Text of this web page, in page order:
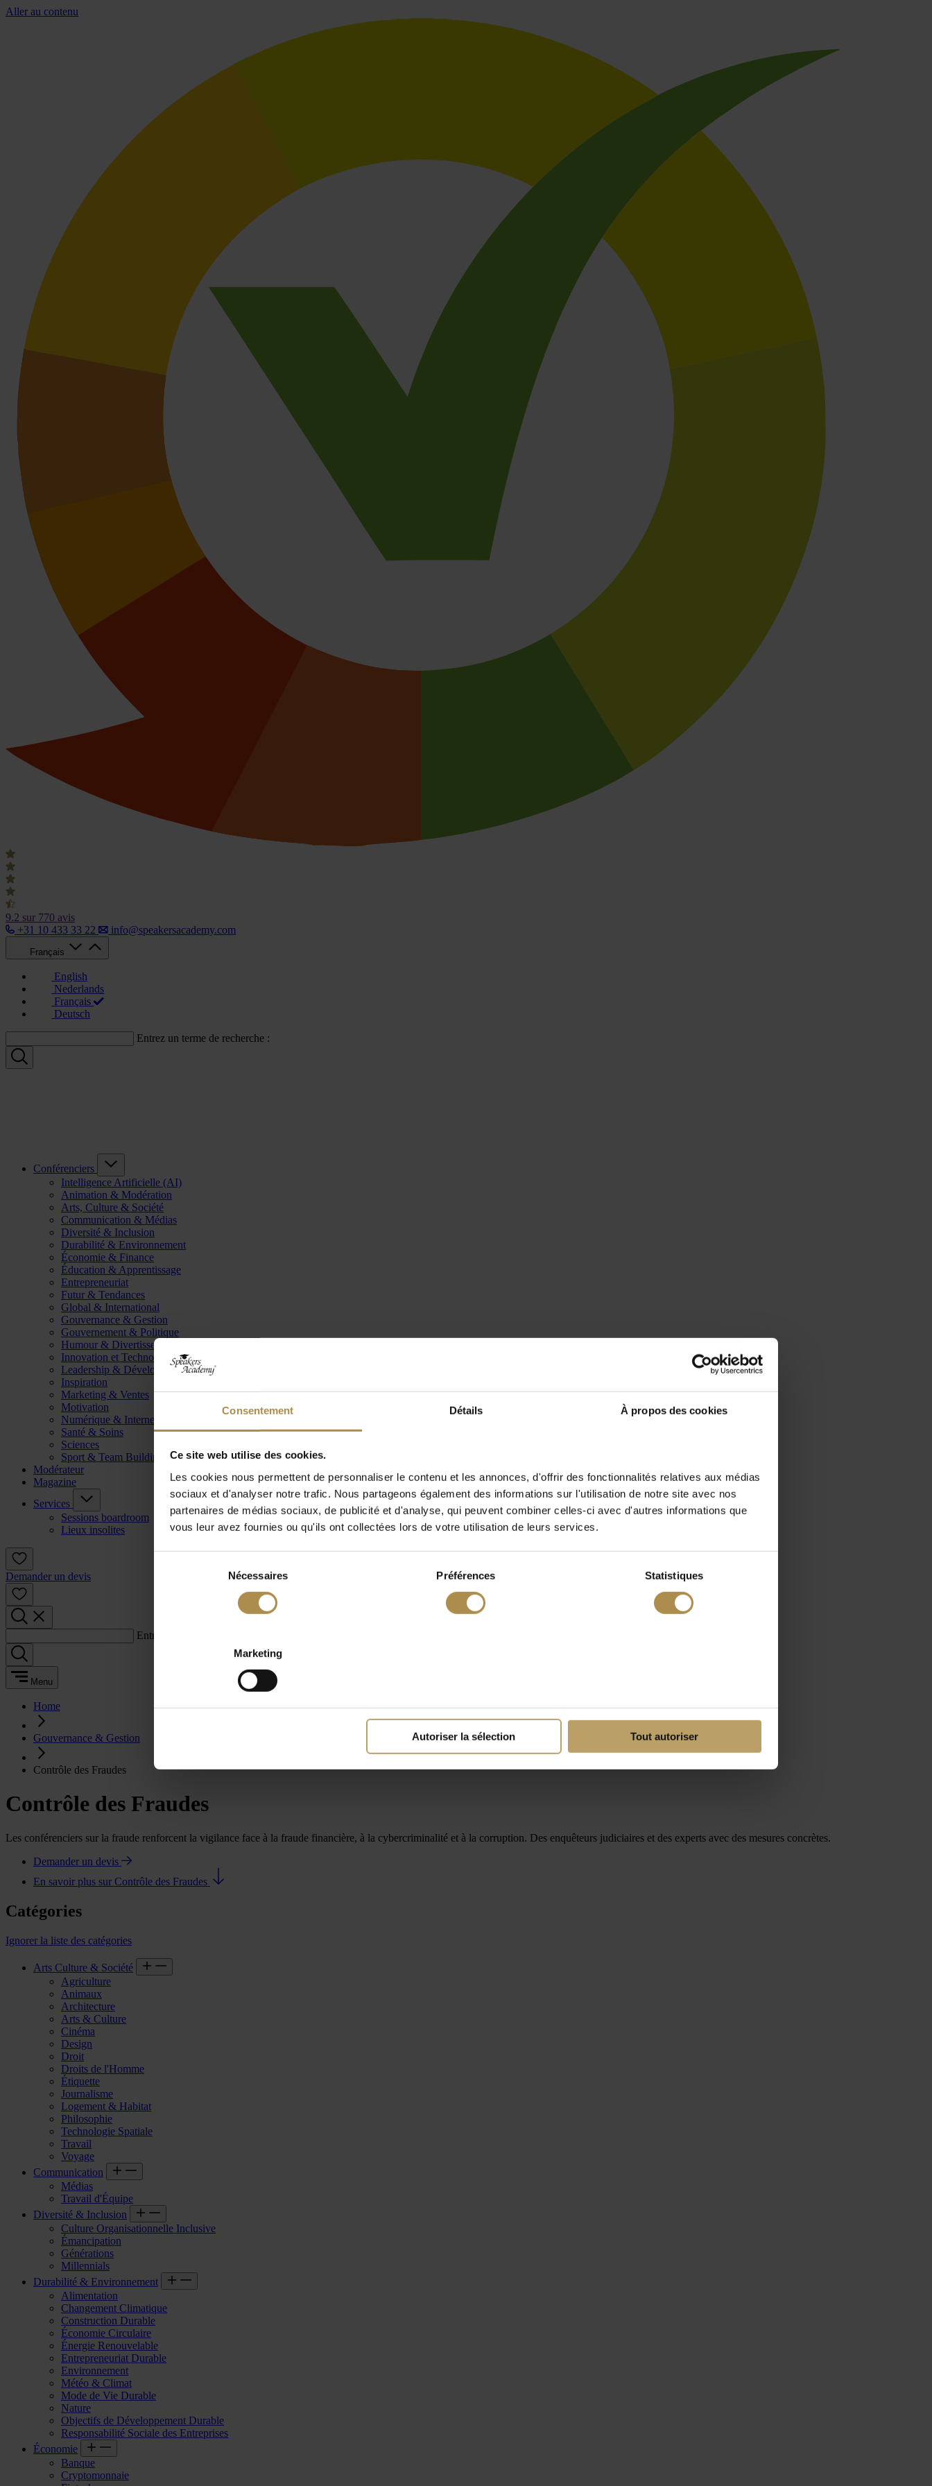
Consentement Détails À propos des cookies
Ce site web utilise des cookies.
Les cookies nous permettent de personnaliser le contenu et les annonces, d'offrir des fonctionnalités relatives aux médias
sociaux et d'analyser notre trafic. Nous partageons également des informations sur l'utilisation de notre site avec nos
partenaires de médias sociaux, de publicité et d'analyse, qui peuvent combiner celles-ci avec d'autres informations que
vous leur avez fournies ou qu'ils ont collectées lors de votre utilisation de leurs services.
Nécessaires Préférences Statistiques
Marketing
Autoriser la sélection Tout autoriser
Aller au contenu
9.2 sur 770 avis
+31 10 433 33 22
info@speakersacademy.com
Français
English
Nederlands
Français
Deutsch
Entrez un terme de recherche :
Conférenciers
Intelligence Artificielle (AI)
Animation & Modération
Arts, Culture & Société
Communication & Médias
Diversité & Inclusion
Durabilité & Environnement
Économie & Finance
Éducation & Apprentissage
Entrepreneuriat
Futur & Tendances
Global & International
Gouvernance & Gestion
Gouvernement & Politique
Humour & Divertissement
Innovation et Technologie
Leadership & Développement
Inspiration
Marketing & Ventes
Motivation
Numérique & Internet
Santé & Soins
Sciences
Sport & Team Building
Modérateur
Magazine
Services
Sessions boardroom
Lieux insolites
Demander un devis
Entrez un terme de recherche :
Menu
Home
Gouvernance & Gestion
Contrôle des Fraudes
Contrôle des Fraudes
Les conférenciers sur la fraude renforcent la vigilance face à la fraude financière, à la cybercriminalité et à la corruption. Des enquêteurs judiciaires et des experts avec des mesures concrètes.
Demander un devis
En savoir plus sur Contrôle des Fraudes
Catégories
Ignorer la liste des catégories
Arts Culture & Société
Agriculture
Animaux
Architecture
Arts & Culture
Cinéma
Design
Droit
Droits de l'Homme
Étiquette
Journalisme
Logement & Habitat
Philosophie
Technologie Spatiale
Travail
Voyage
Communication
Médias
Travail d'Équipe
Diversité & Inclusion
Culture Organisationnelle Inclusive
Émancipation
Générations
Millennials
Durabilité & Environnement
Alimentation
Changement Climatique
Construction Durable
Économie Circulaire
Énergie Renouvelable
Entrepreneuriat Durable
Environnement
Météo & Climat
Mode de Vie Durable
Nature
Objectifs de Développement Durable
Responsabilité Sociale des Entreprises
Économie
Banque
Cryptomonnaie